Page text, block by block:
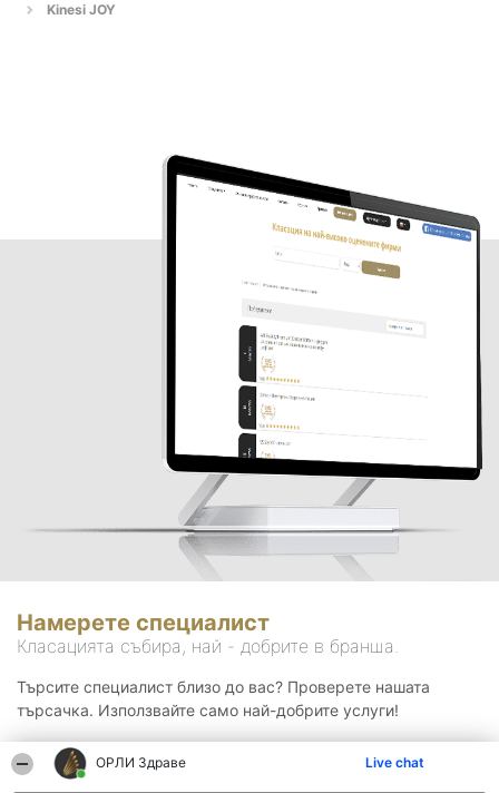
ОРЛИ Здраве Live chat
Kinesi JOY
Намерете специалист
Класацията събира, най - добрите в бранша.
Търсите специалист близо до вас? Проверете нашата
търсачка. Използвайте само най-добрите услуги!